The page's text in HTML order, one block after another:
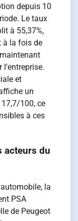
depuis 10
Le taux
à 55,37%,
à la fois de
l'entreprise.
et
un
100, ce
à ces
acteurs du
la
PSA
de Peugeot